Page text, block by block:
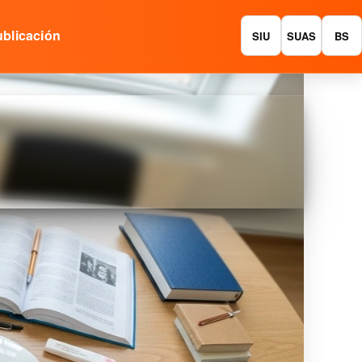
SIU SUAS BS